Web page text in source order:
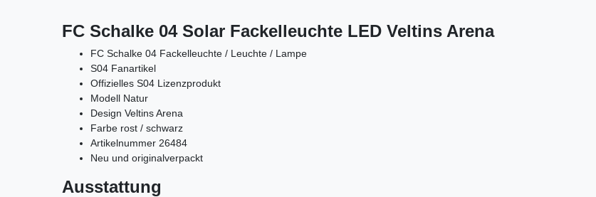
FC Schalke 04 Solar Fackelleuchte LED Veltins Arena
FC Schalke 04 Fackelleuchte / Leuchte / Lampe
S04 Fanartikel
Offizielles S04 Lizenzprodukt
Modell Natur
Design Veltins Arena
Farbe rost / schwarz
Artikelnummer 26484
Neu und originalverpackt
Ausstattung